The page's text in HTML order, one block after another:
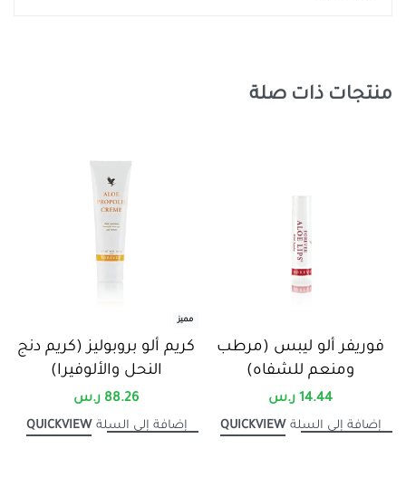
منتجات ذات صلة
فوريفر ألو ليبس (مرطب
ومنعم للشفاه)
14.44 ر.س
إضافة إلى السلة QUICKVIEW
مميز
كريم ألو بروبوليز (كريم دنج
النحل والألوفيرا)
88.26 ر.س
إضافة إلى السلة QUICKVIEW